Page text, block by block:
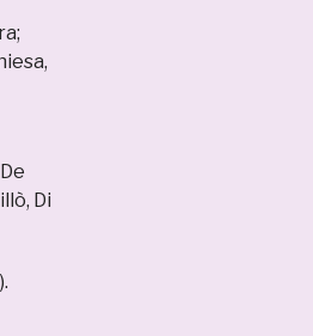
Di